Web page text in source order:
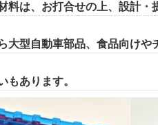
料は、お打合せの上、設計・
大型自動車部品、食品向けや
もあります。